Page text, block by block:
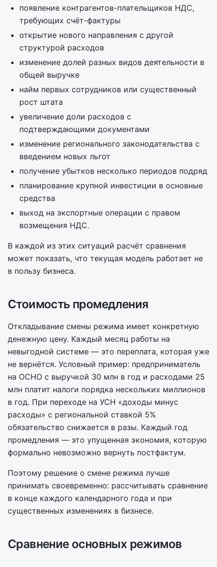
появление контрагентов-плательщиков НДС,
требующих счёт-фактуры
открытие нового направления с другой
структурой расходов
изменение долей разных видов деятельности в
общей выручке
найм первых сотрудников или существенный
рост штата
увеличение доли расходов с
подтверждающими документами
изменение регионального законодательства с
введением новых льгот
получение убытков несколько периодов подряд
планирование крупной инвестиции в основные
средства
выход на экспортные операции с правом
возмещения НДС.
В каждой из этих ситуаций расчёт сравнения
может показать, что текущая модель работает не
в пользу бизнеса.
Стоимость промедления
Откладывание смены режима имеет конкретную
денежную цену. Каждый месяц работы на
невыгодной системе — это переплата, которая уже
не вернётся. Условный пример: предприниматель
на ОСНО с выручкой 30 млн в год и расходами 25
млн платит налоги порядка нескольких миллионов
в год. При переходе на УСН «доходы минус
расходы» с региональной ставкой 5%
обязательство снижается в разы. Каждый год
промедления — это упущенная экономия, которую
формально невозможно вернуть постфактум.
Поэтому решение о смене режима лучше
принимать своевременно: рассчитывать сравнение
в конце каждого календарного года и при
существенных изменениях в бизнесе.
Сравнение основных режимов